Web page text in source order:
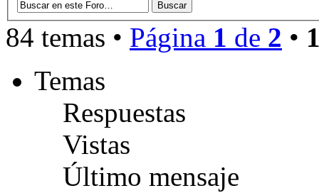
84 temas • Página 1 de 2 •
Temas
Respuestas
Vistas
Último mensaje